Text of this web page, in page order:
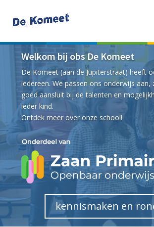
Welkom bij obs De Komeet
De Komeet (aan de Jupiterstraat) heeft
iedereen. We passen ons onderwijs aan,
goed aansluit bij de talenten en
ieder kind.
Ontdek meer over onze school!
kennismaken en